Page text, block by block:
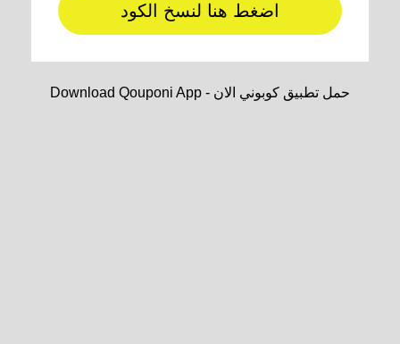
اضغط هنا لنسخ الكود
Download Qouponi App - حمل تطبيق كوبوني الان